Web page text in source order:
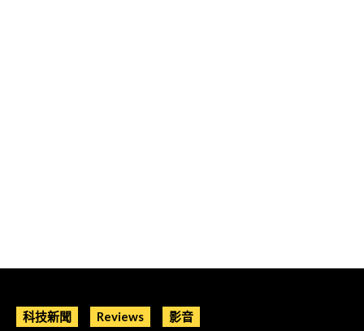
科技新聞 Reviews 影音